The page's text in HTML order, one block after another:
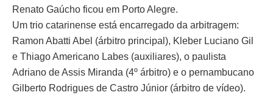
Renato Gaúcho ficou em Porto Alegre.
Um trio catarinense está encarregado da arbitragem:
Ramon Abatti Abel (árbitro principal), Kleber Luciano Gil
e Thiago Americano Labes (auxiliares), o paulista
Adriano de Assis Miranda (4º árbitro) e o pernambucano
Gilberto Rodrigues de Castro Júnior (árbitro de vídeo).